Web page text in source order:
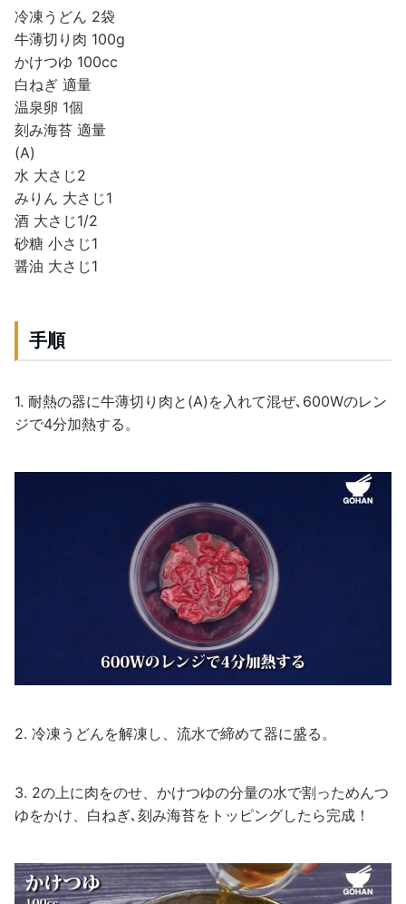
冷凍うどん 2袋
牛薄切り肉 100g
かけつゆ 100cc
白ねぎ 適量
温泉卵 1個
刻み海苔 適量
(A)
水 大さじ2
みりん 大さじ1
酒 大さじ1/2
砂糖 小さじ1
醤油 大さじ1
手順
1. 耐熱の器に牛薄切り肉と(A)を入れて混ぜ､600Wのレン
ジで4分加熱する。
2. 冷凍うどんを解凍し、流水で締めて器に盛る。
3. 2の上に肉をのせ、かけつゆの分量の水で割っためんつ
ゆをかけ、白ねぎ､刻み海苔をトッピングしたら完成！